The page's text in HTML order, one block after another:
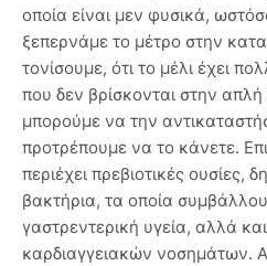
οποία είναι μεν φυσικά,
ξεπερνάμε το μέτρο στην
τονίσουμε, ότι το μέλι έχει
που δεν βρίσκονται στην
μπορούμε να την
προτρέπουμε να το κάνετε.
περιέχει πρεβιοτικές ουσίες,
βακτήρια, τα οποία
γαστρεντερική υγεία, αλλά
καρδιαγγειακών νοσημάτων.